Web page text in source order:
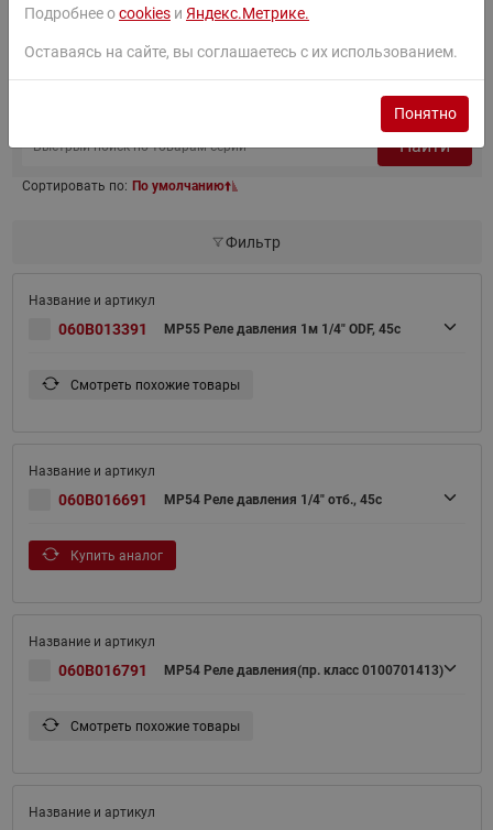
Товары серии
Найти
Сортировать по: По умолчанию
Фильтр
060B013391 MP55 Реле давления 1м 1/4" ODF, 45с
Смотреть похожие товары
060B016691 MP54 Реле давления 1/4" отб., 45с
Купить аналог
060B016791 MP54 Реле давления(пр. класс 0100701413)
Смотреть похожие товары
Подробнее оcookies и Яндекс.Метрике.
Оставаясь на сайте, вы соглашаетесь с их использованием.
Понятно